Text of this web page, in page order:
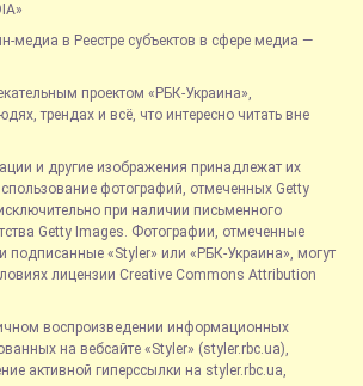
медиа в Реестре субъектов в сфере медиа —
проектом «РБК-Украина»,
трендах и всё, что интересно читать вне
и другие изображения принадлежат их
фотографий, отмеченных Getty
при наличии письменного
Getty Images. Фотографии, отмеченные
подписанные «Styler» или «РБК-Украина», могут
лицензии Creative Commons Attribution
воспроизведении информационных
на вебсайте «Styler» (styler.rbc.ua),
активной гиперссылки на styler.rbc.ua,